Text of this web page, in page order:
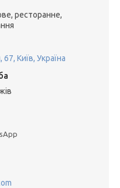
ресторанне,
Київ, Україна